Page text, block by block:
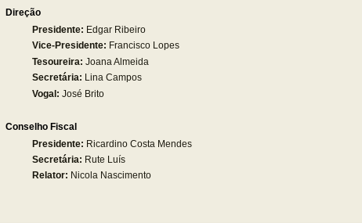
Direção
Presidente: Edgar Ribeiro
Vice-Presidente: Francisco Lopes
Tesoureira: Joana Almeida
Secretária: Lina Campos
Vogal: José Brito
Conselho Fiscal
Presidente: Ricardino Costa Mendes
Secretária: Rute Luís
Relator: Nicola Nascimento